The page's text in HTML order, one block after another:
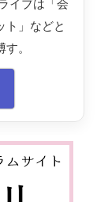
イブは「会
ト」などと
。